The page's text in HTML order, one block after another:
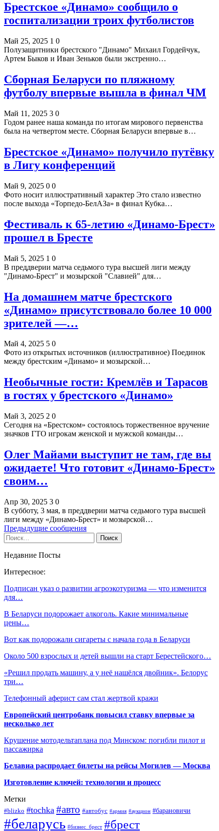
Брестское «Динамо» сообщило о
госпитализации троих футболистов
Май 25, 2025 1 0
Полузащитники брестского "Динамо" Михаил Гордейчук,
Артем Быков и Иван Зеньков были экстренно…
Сборная Беларуси по пляжному
футболу впервые вышла в финал ЧМ
Май 11, 2025 3 0
Годом ранее наша команда по итогам мирового первенства
была на четвертом месте. Сборная Беларуси впервые в…
Брестское «Динамо» получило путёвку
в Лигу конференций
Май 9, 2025 0 0
Фото носит иллюстративный характер Это стало известно
после выхода «Торпедо-БелАЗа» в финал Кубка…
Фестиваль к 65-летию «Динамо-Брест»
прошел в Бресте
Май 5, 2025 1 0
В преддверии матча седьмого тура высшей лиги между
"Динамо-Брест" и мозырской "Славией" для…
На домашнем матче брестского
«Динамо» присутствовало более 10 000
зрителей —…
Май 4, 2025 5 0
Фото из открытых источников (иллюстративное) Поединок
между брестским «Динамо» и мозырской…
Необычные гости: Кремлёв и Тарасов
в гостях у брестского «Динамо»
Май 3, 2025 2 0
Сегодня на «Брестском» состоялось торжественное вручение
значков ГТО игрокам женской и мужской команды…
Олег Майами выступит не там, где вы
ожидаете! Что готовит «Динамо-Брест»
своим…
Апр 30, 2025 3 0
В субботу, 3 мая, в преддверии матча седьмого тура высшей
лиги между «Динамо-Брест» и мозырской…
Предыдущие сообщения
Недавние Посты
Интересное:
Подписан указ о развитии агроэкотуризма — что изменится
для…
В Беларуси подорожает алкоголь. Какие минимальные
цены…
Вот как подорожали сигареты с начала года в Беларуси
Около 500 взрослых и детей вышли на старт Берестейского…
«Решил продать машину, а у неё нашёлся двойник». Белорус
три…
Телефонный аферист сам стал жертвой кражи
Европейский центробанк повысил ставку впервые за
несколько лет
Крушение мотодельтаплана под Минском: погибли пилот и
пассажирка
Белавиа распродает билеты на рейсы Могилев — Москва
Изготовление ключей: технологии и процесс
Метки
#blizko #tochka #авто #автобус #армия #аукцион #барановичи
#беларусь #бизнес_брест #брест